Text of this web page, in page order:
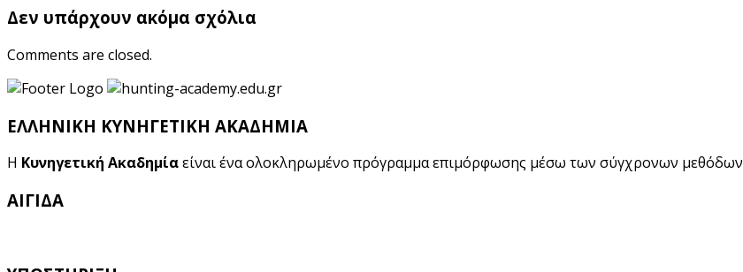
Δεν υπάρχουν ακόμα σχόλια
Comments are closed.
ΕΛΛΗΝΙΚΗ ΚΥΝΗΓΕΤΙΚΗ ΑΚΑΔΗΜΙΑ
Η Κυνηγετική Ακαδημίαείναι ένα ολοκληρωμένο πρόγραμμα επιμόρφωσης μέσω των σύγχρονων μεθόδων
ΑΙΓΙΔΑ